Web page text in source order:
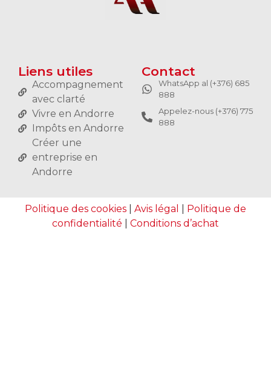
Liens utiles
Accompagnement
avec clarté
Vivre en Andorre
Impôts en Andorre
Créer une
entreprise en
Andorre
Contact
WhatsApp al (+376) 685
888
Appelez-nous (+376) 775
888
Politique des cookies Avis légal
Politique de
confidentialité
Conditions d’achat